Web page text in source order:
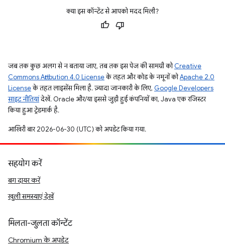
क्या इस कॉन्टेंट से आपको मदद मिली?
जब तक कुछ अलग से न बताया जाए, तब तक इस पेज की सामग्री कोCreative
Commons Attribution 4.0 Licenseके तहत और कोड के नमूनों कोApache 2.0
Licenseके तहत लाइसेंस मिला है. ज़्यादा जानकारी के लिए, Google Developers
साइट नीतियांदेखें. Oracle और/या इससे जुड़ी हुई कंपनियों का, Java एक रजिस्टर
किया हुआ ट्रेडमार्क है.
आखिरी बार 2026-06-30 (UTC) को अपडेट किया गया.
सहयोग करें
बग दायर करें
खुली समस्याएं देखें
मिलता-जुलता कॉन्टेंट
Chromium के अपडेट